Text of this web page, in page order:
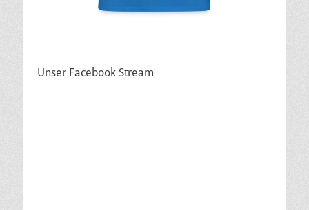
Unser Facebook Stream